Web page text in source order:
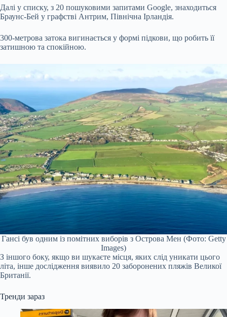
Далі у списку, з 20 пошуковими запитами Google, знаходиться
Браунс-Бей у графстві Антрим, Північна Ірландія.
300-метрова затока вигинається у формі підкови, що робить її
затишною та спокійною.
Гансі був одним із помітних виборів з Острова Мен (Фото: Getty
Images)
З іншого боку, якщо ви шукаєте місця, яких слід уникати цього
літа, інше дослідження виявило 20 заборонених пляжів Великої
Британії.
Тренди зараз